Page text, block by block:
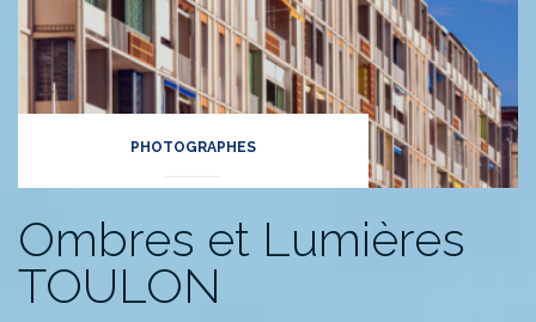
PHOTOGRAPHES
Ombres et Lumières
TOULON